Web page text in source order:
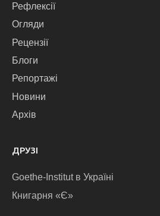
Рефлексії
Огляди
Рецензії
Блоги
Репортажі
Новини
Архів
ДРУЗІ
Goethe-Institut в Україні
Книгарня «Є»